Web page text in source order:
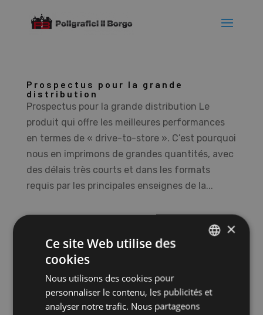
Prospectus pour la grande
distribution
Prospectus pour la grande distribution Le
produit qui offre les meilleures performances
en termes de « drive-to-store ». C’est pourquoi
nous en imprimons de grandes quantités, avec
des délais très courts et dans les formats
requis par les principales enseignes de la...
Rechercher
Recent Posts
Prospectus pour la grande distribution
×
Ce site Web utilise des
cookies
Nous utilisons des cookies pour
personnaliser le contenu, les publicités et
analyser notre trafic. Nous partageons